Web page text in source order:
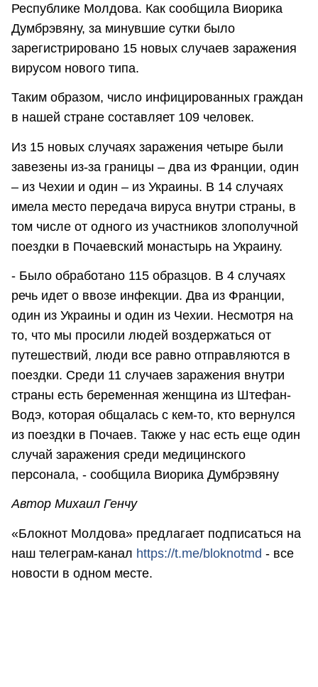
Республике Молдова. Как сообщила Виорика
Думбрэвяну, за минувшие сутки было
зарегистрировано 15 новых случаев заражения
вирусом нового типа.
Таким образом, число инфицированных граждан
в нашей стране составляет 109 человек.
Из 15 новых случаях заражения четыре были
завезены из-за границы – два из Франции, один
– из Чехии и один – из Украины. В 14 случаях
имела место передача вируса внутри страны, в
том числе от одного из участников злополучной
поездки в Почаевский монастырь на Украину.
- Было обработано 115 образцов. В 4 случаях
речь идет о ввозе инфекции. Два из Франции,
один из Украины и один из Чехии. Несмотря на
то, что мы просили людей воздержаться от
путешествий, люди все равно отправляются в
поездки. Среди 11 случаев заражения внутри
страны есть беременная женщина из Штефан-
Водэ, которая общалась с кем-то, кто вернулся
из поездки в Почаев. Также у нас есть еще один
случай заражения среди медицинского
персонала, - сообщила Виорика Думбрэвяну
Автор Михаил Генчу
«Блокнот Молдова» предлагает подписаться на
наш телеграм-канал https://t.me/bloknotmd - все
новости в одном месте.